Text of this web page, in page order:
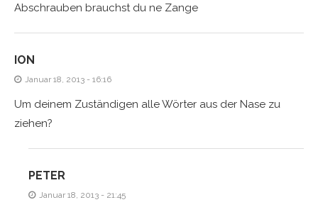
Abschrauben brauchst du ne Zange
ION
Januar 18, 2013 - 16:16
Um deinem Zuständigen alle Wörter aus der Nase zu
ziehen?
PETER
Januar 18, 2013 - 21:45